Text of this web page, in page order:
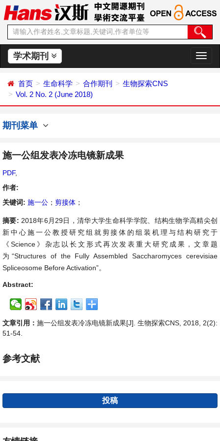
学术期刊
切
换
首页 生命科学 合作期刊
生物探索CNS
Vol. 2 No. 2 (June 2018)
期刊菜单
施一公组发表冷冻电镜新成果
PDF,
作者:
关键词: 施一公 ； 剪接体 ；
摘要: 2018年6月29日，清华大学生命科学学院、结构生物学高精尖创
新中心施一公教授研究组就剪接体的组装机理与结构研究于
《Science》杂志以长文形式再次发表重大研究成果，文章题
为“Structures of the Fully Assembled Saccharomyces cerevisiae
Spliceosome Before Activation”。
Abstract:
文章引用： 施一公组发表冷冻电镜新成果[J]. 生物探索CNS, 2018, 2(2):
51-54.
参考文献
投稿